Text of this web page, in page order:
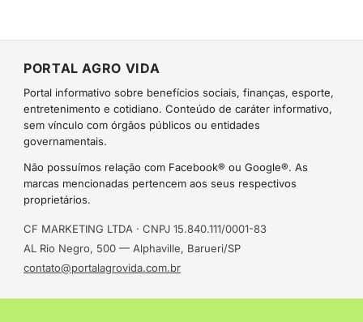
PORTAL AGRO VIDA
Portal informativo sobre benefícios sociais, finanças, esporte,
entretenimento e cotidiano. Conteúdo de caráter informativo,
sem vínculo com órgãos públicos ou entidades
governamentais.
Não possuímos relação com Facebook® ou Google®. As
marcas mencionadas pertencem aos seus respectivos
proprietários.
CF MARKETING LTDA · CNPJ 15.840.111/0001-83
AL Rio Negro, 500 — Alphaville, Barueri/SP
contato@portalagrovida.com.br